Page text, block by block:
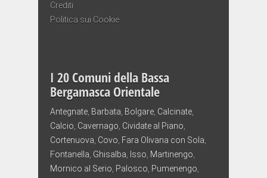
Crediti
Politica sui Cookie
I 20 Comuni della Bassa
Bergamasca Orientale
Antegnate Barbata Bolgare Calcinate
Calcio Cavernago Cividate al Piano
Cortenuova Covo Fara Olivana con Sola
Fontanella Ghisalba Isso Martinengo
Mornico al Serio Palosco Pumenengo